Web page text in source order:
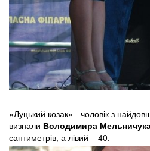
«Луцький козак» - чоловік з
визнали Володимира
сантиметрів, а лівий – 40.